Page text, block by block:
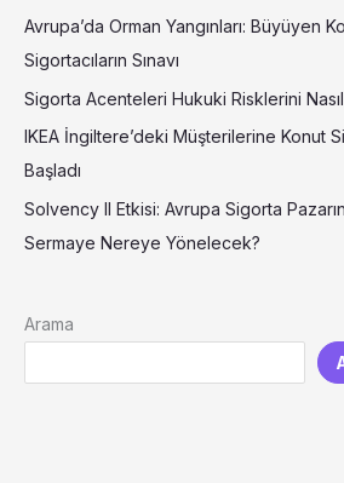
Avrupa’da Orman Yangınları: Büyüyen
Sigortacıların Sınavı
Sigorta Acenteleri Hukuki Risklerini
IKEA İngiltere’deki Müşterilerine Konut
Başladı
Solvency II Etkisi: Avrupa Sigorta
Sermaye Nereye Yönelecek?
Arama